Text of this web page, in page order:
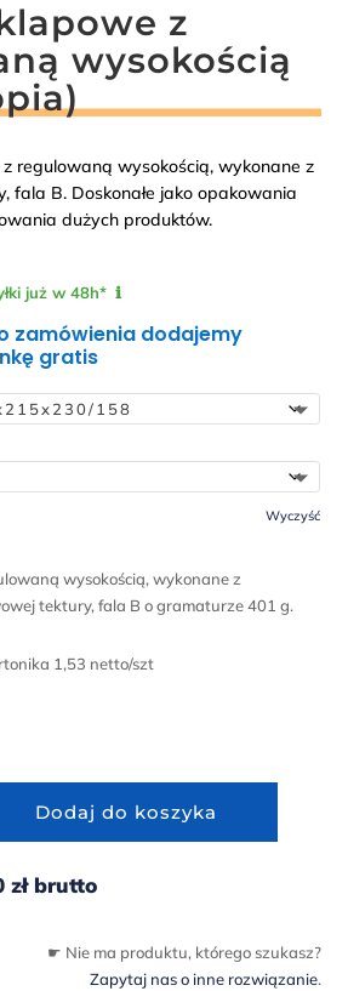
z
wysokością
regulowaną wysokością, wykonane z
fala B. Doskonałe jako opakowania
dużych produktów.
już w 48h* ℹ
zamówienia dodajemy
gratis
Wyczyść
wysokością, wykonane z
tektury, fala B o gramaturze 401 g.
1,53 netto/szt
Dodaj do koszyka
złZakres
9,41 zł
brutto
☛ Nie ma produktu, którego szukasz?
Zapytaj nas o inne rozwiązanie.